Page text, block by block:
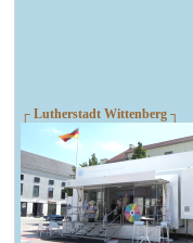
┌ Lutherstadt Wittenberg ┐